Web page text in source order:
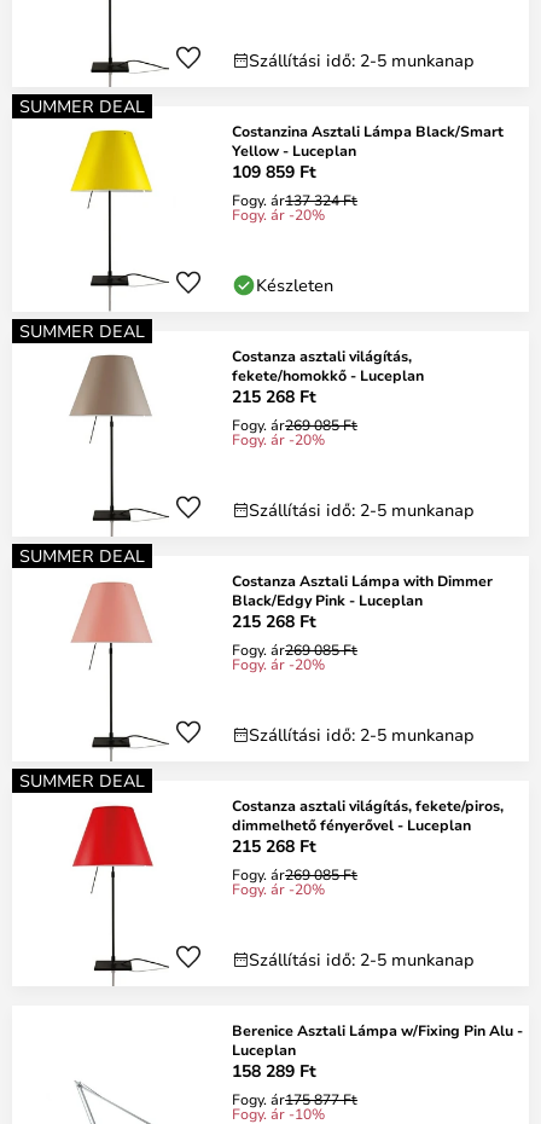
Szállítási idő: 2-5 munkanap
SUMMER DEAL
Costanzina Asztali Lámpa Black/Smart
Yellow - Luceplan
109 859 Ft
Fogy. ár137 324 Ft
Fogy. ár -20%
Készleten
SUMMER DEAL
Costanza asztali világítás,
fekete/homokkő - Luceplan
215 268 Ft
Fogy. ár269 085 Ft
Fogy. ár -20%
Szállítási idő: 2-5 munkanap
SUMMER DEAL
Costanza Asztali Lámpa with Dimmer
Black/Edgy Pink - Luceplan
215 268 Ft
Fogy. ár269 085 Ft
Fogy. ár -20%
Szállítási idő: 2-5 munkanap
SUMMER DEAL
Costanza asztali világítás, fekete/piros,
dimmelhető fényerővel - Luceplan
215 268 Ft
Fogy. ár269 085 Ft
Fogy. ár -20%
Szállítási idő: 2-5 munkanap
Berenice Asztali Lámpa w/Fixing Pin Alu -
Luceplan
158 289 Ft
Fogy. ár175 877 Ft
Fogy. ár -10%